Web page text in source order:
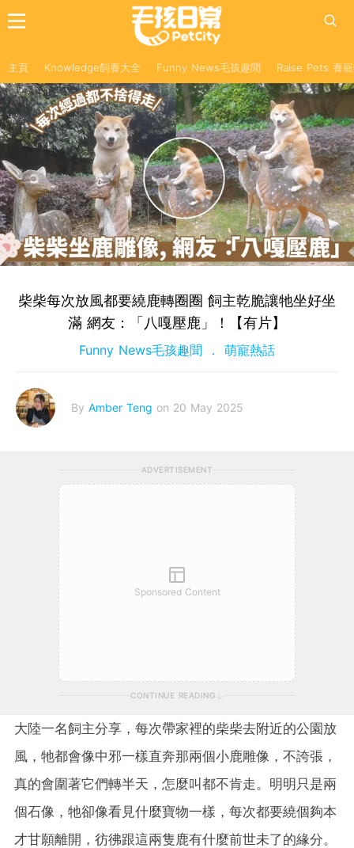
主頁 Knowledge飼養大全 Funny News毛孩趣聞 Raise Pets 養
柴柴每次放風都要繞鹿轉圈圈 飼主乾脆讓牠坐好坐
滿 網友：「八嘎壓鹿」！【有片】
Funny News毛孩趣聞 萌寵熱話
By Amber Teng on 20 May 2025
ADVERTISEMENT
Sponsored Content
CONTINUE READING
大陸一名飼主分享，每次帶家裡的柴柴去附近的公園放
風，牠都會像中邪一樣直奔那兩個小鹿雕像，不誇張，
真的會圍著它們轉半天，怎麼叫都不肯走。明明只是兩
個石像，牠卻像看見什麼寶物一樣，每次都要繞個夠本
才甘願離開，彷彿跟這兩隻鹿有什麼前世未了的緣分。